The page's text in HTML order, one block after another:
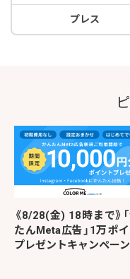
プレス
《8/28(金) 18時まで》
たんMeta広告」1万ポ
プレゼントキャンペーン